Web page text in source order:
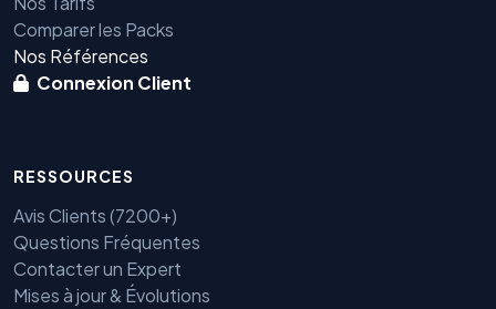
Comparer les Packs
Nos Références
Connexion Client
RESSOURCES
Avis Clients (7200+)
Questions Fréquentes
Contacter un Expert
Mises à jour & Évolutions